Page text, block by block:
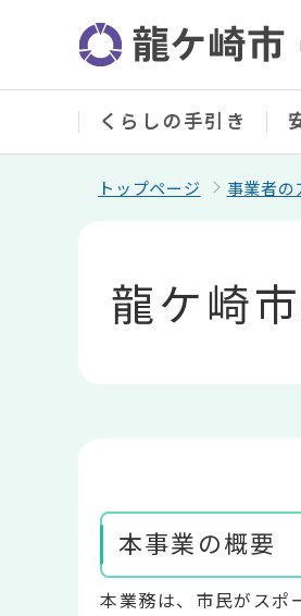
ジ
くらしの手引き
トップページ 事業者の
龍ケ崎
本事業の概要
本業務は、市民がスポ